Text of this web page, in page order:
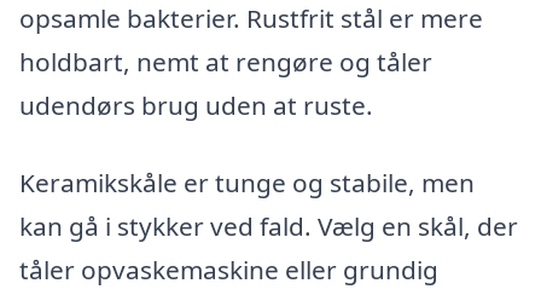
opsamle bakterier. Rustfrit stål er mere
holdbart, nemt at rengøre og tåler
udendørs brug uden at ruste.
Keramikskåle er tunge og stabile, men
kan gå i stykker ved fald. Vælg en skål, der
tåler opvaskemaskine eller grundig